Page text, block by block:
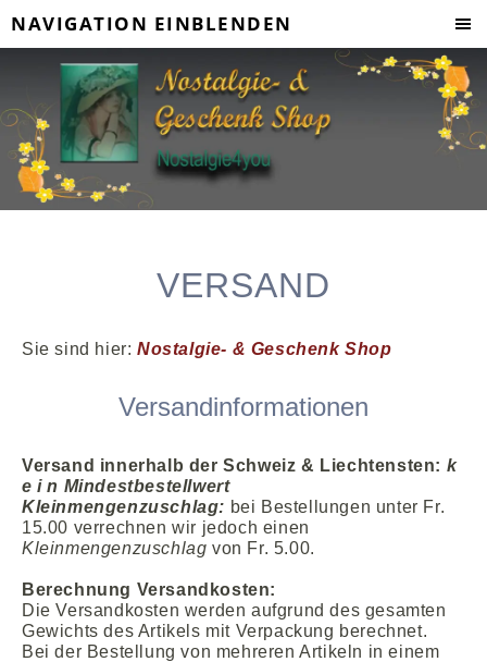
NAVIGATION EINBLENDEN
VERSAND
Sie sind hier: Nostalgie- & Geschenk Shop
Versandinformationen
Versand innerhalb der Schweiz & Liechtensten: k
e i n Mindestbestellwert
Kleinmengenzuschlag: bei Bestellungen unter Fr.
15.00 verrechnen wir jedoch einen
Kleinmengenzuschlag von Fr. 5.00.
Berechnung Versandkosten:
Die Versandkosten werden aufgrund des gesamten
Gewichts des Artikels mit Verpackung berechnet.
Bei der Bestellung von mehreren Artikeln in einem